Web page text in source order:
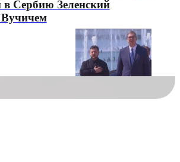
Сербию Зеленский
Вучичем